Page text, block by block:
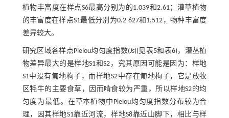
植物丰富度在样点S6最高分别为的1.039和2.61；灌草植物
的丰富度在样点S1最低分别为0.2 627和1.512，物种丰富度
差异较大。
研究区域各样点Pielou均匀度指数(Js)(见表5和 表6)，灌丛植
物差异最大的是样地S1和S2，究其原因可能是因为：样地
S1中没有匍地栒子，而样地S2中存在匍地栒子，它是放牧
区牦牛的主要食草，因而啃食较为严重，所以样地S2的均
匀度为最低。在草本植物中Pielou均匀度指数分布较为合
理，因其样地S1靠近河流，样地S8靠近山脚下，相比与样